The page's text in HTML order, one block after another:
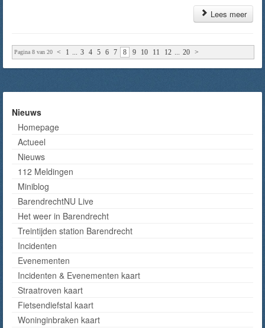
Lees meer
Pagina 8 van 20 < 1 ... 3 4 5 6 7 8 9 10 11 12 ... 20 >
Nieuws
Homepage
Actueel
Nieuws
112 Meldingen
Miniblog
BarendrechtNU Live
Het weer in Barendrecht
Treintijden station Barendrecht
Incidenten
Evenementen
Incidenten & Evenementen kaart
Straatroven kaart
Fietsendiefstal kaart
Woninginbraken kaart